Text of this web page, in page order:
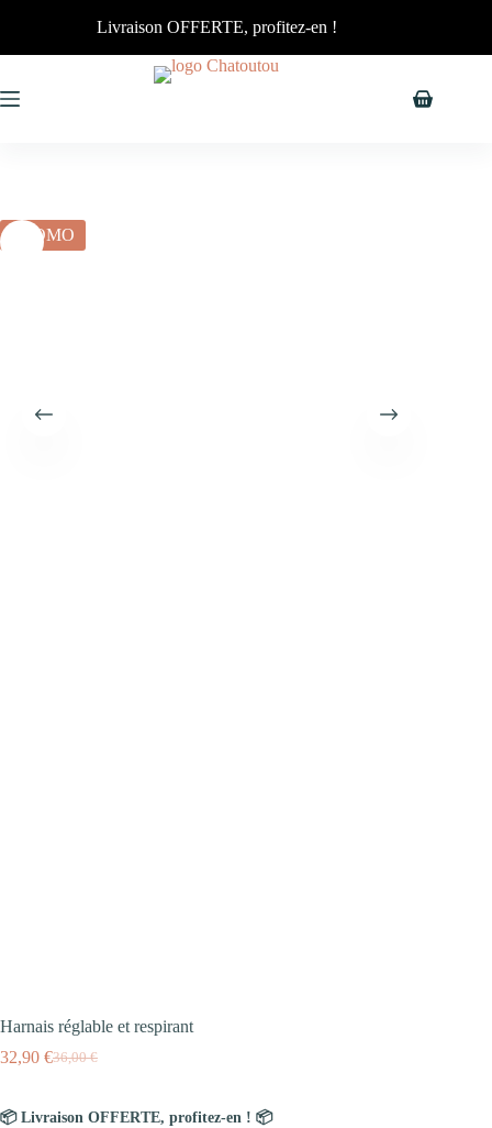
Livraison OFFERTE, profitez-en !
PROMO
Harnais réglable et respirant
36,00€
32,90 €
📦 Livraison OFFERTE, profitez-en ! 📦